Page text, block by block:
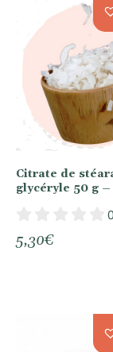
Citrate de
glycéryle 50 g
5,30€